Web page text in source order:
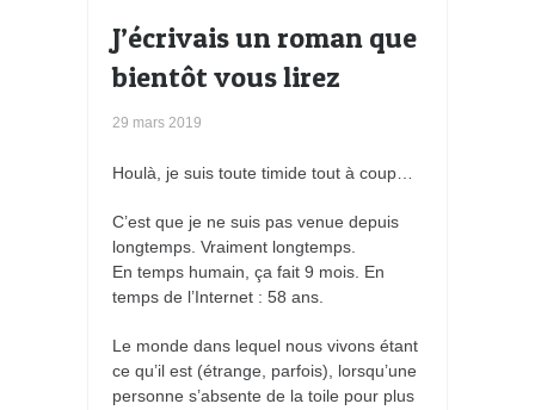
J’écrivais un roman que
bientôt vous lirez
29 mars 2019
Houlà, je suis toute timide tout à coup…
C’est que je ne suis pas venue depuis
longtemps. Vraiment longtemps.
En temps humain, ça fait 9 mois. En
temps de l’Internet : 58 ans.
Le monde dans lequel nous vivons étant
ce qu’il est (étrange, parfois), lorsqu’une
personne s’absente de la toile pour plus